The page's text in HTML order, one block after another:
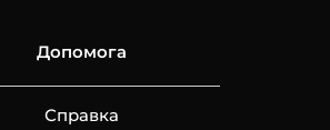
Допомога
Справка